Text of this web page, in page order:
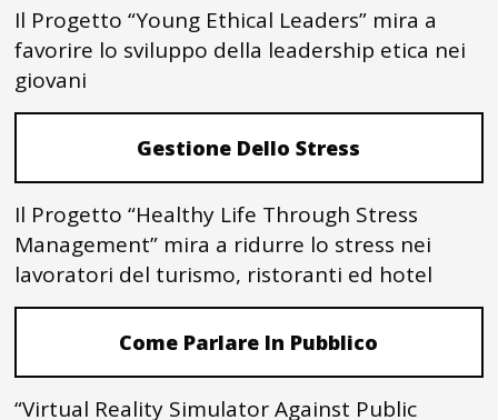
Il Progetto “Young Ethical Leaders” mira a
favorire lo sviluppo della leadership etica nei
giovani
Gestione Dello Stress
Il Progetto “Healthy Life Through Stress
Management” mira a ridurre lo stress nei
lavoratori del turismo, ristoranti ed hotel
Come Parlare In Pubblico
“Virtual Reality Simulator Against Public